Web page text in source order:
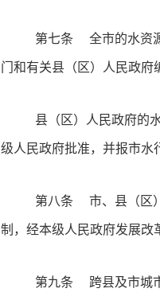
第七条 全市的水资
门和有关县（区）人民政府
县（区）人民政府的
级人民政府批准，并报市水
第八条 市、县（区
制，经本级人民政府发展改
第九条 跨县及市城